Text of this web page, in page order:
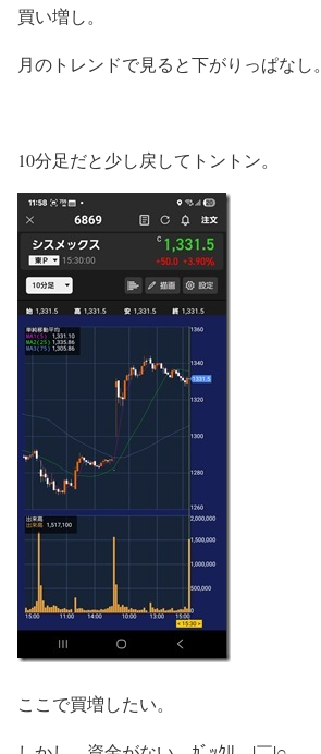
買い増し。
月のトレンドで見ると下がりっぱなし。
10分足だと少し戻してトントン。
ここで買増したい。